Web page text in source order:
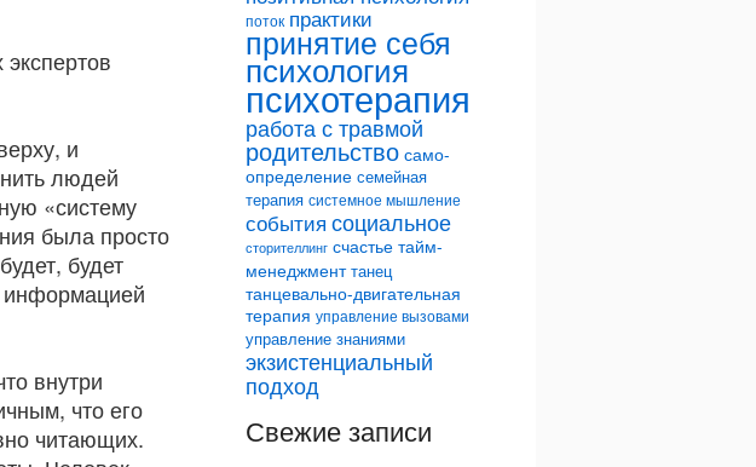
и
людей
«систему
была просто
будет
информацией
внутри
что его
читающих.
поток практики
принятие себя
психология
психотерапия
работа с травмой
родительство само-
определение семейная
терапия системное мышление
события социальное
сторителлинг счастье тайм-
менеджмент танец
танцевально-двигательная
терапия управление вызовами
управление знаниями
экзистенциальный
подход
Свежие записи